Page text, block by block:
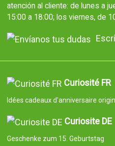
atención al cliente: de lunes a
15:00 a 18:00; los viernes, de
Curiosité FR
Idées cadeaux d'anniversaire
Curiosite DE
Geschenke zum 15. Geburtstag